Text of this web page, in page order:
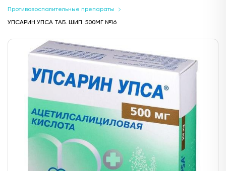
Противовоспалительные препараты
УПСАРИН УПСА ТАБ. ШИП. 500МГ №16